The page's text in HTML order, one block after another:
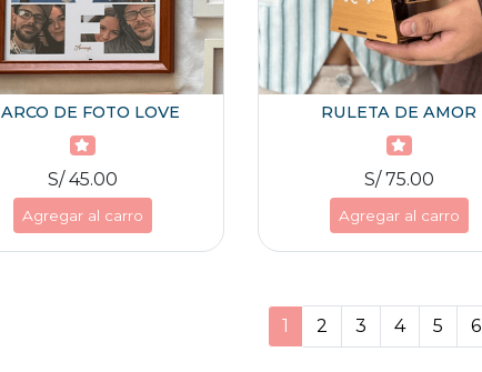
DE FOTO LOVE
S/ 45.00
Agregar al carro
RULETA DE AMOR
S/ 75.00
Agregar al carro
1 2 3 4 5 6